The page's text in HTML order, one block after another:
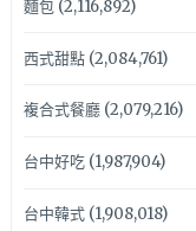
麵包(2,116,892)
西式甜點(2,084,761)
複合式餐廳(2,079,216)
台中好吃(1,987,904)
台中韓式(1,908,018)